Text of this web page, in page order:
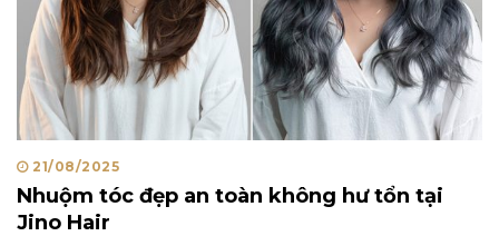
Posted
on
21/08/2025
Nhuộm tóc đẹp an toàn không hư tổn tại
Jino Hair